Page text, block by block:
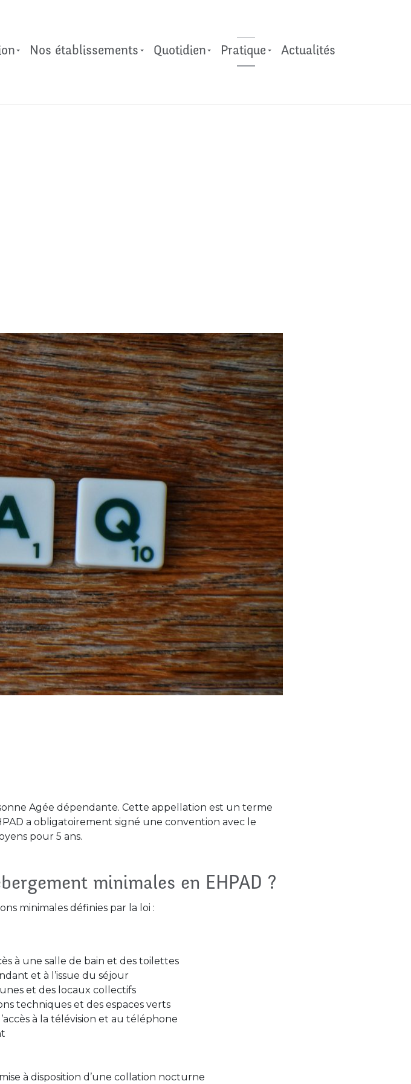
Nos établissements Quotidien Pratique​ Actualités
Agée dépendante. Cette appellation est un terme
a obligatoirement signé une convention avec le
pour 5 ans.
minimales en EHPAD ?
minimales définies par la loi :
à une salle de bain et des toilettes
et à l’issue du séjour
et des locaux collectifs
techniques et des espaces verts
à la télévision et au téléphone
à disposition d’une collation nocturne